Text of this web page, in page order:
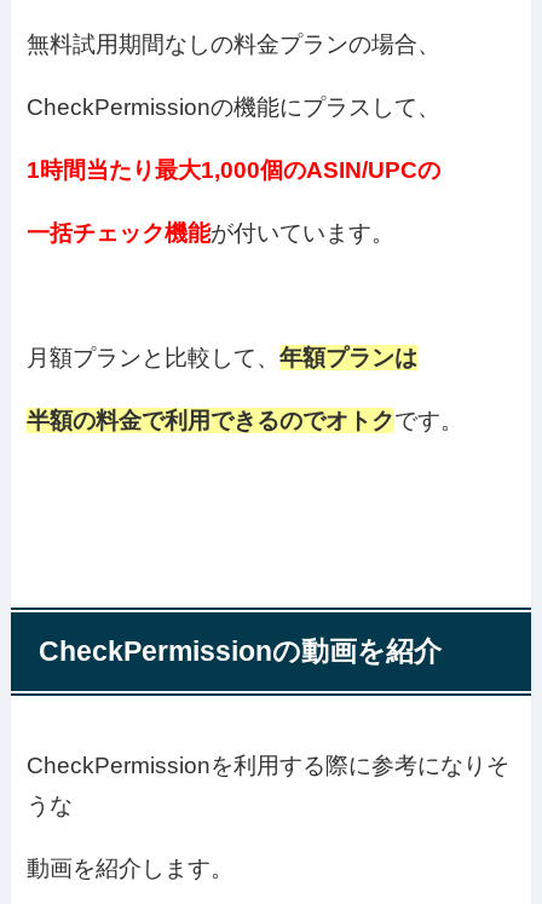
無料試用期間なしの料金プランの場合、
CheckPermissionの機能にプラスして、
1時間当たり最大1,000個のASIN/UPCの
一括チェック機能が付いています。
月額プランと比較して、年額プランは
半額の料金で利用できるのでオトクです。
CheckPermissionの動画を紹介
CheckPermissionを利用する際に参考になりそ
うな
動画を紹介します。